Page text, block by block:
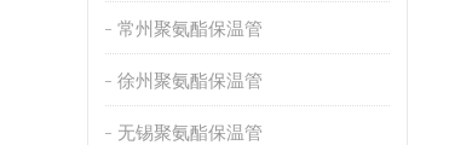
常州聚氨酯保温管
徐州聚氨酯保温管
无锡聚氨酯保温管